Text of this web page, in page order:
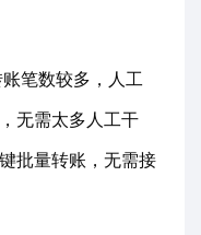
笔数较多，人工
无需太多人工干
批量转账，无需接